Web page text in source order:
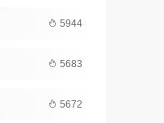
5944
5683
5672